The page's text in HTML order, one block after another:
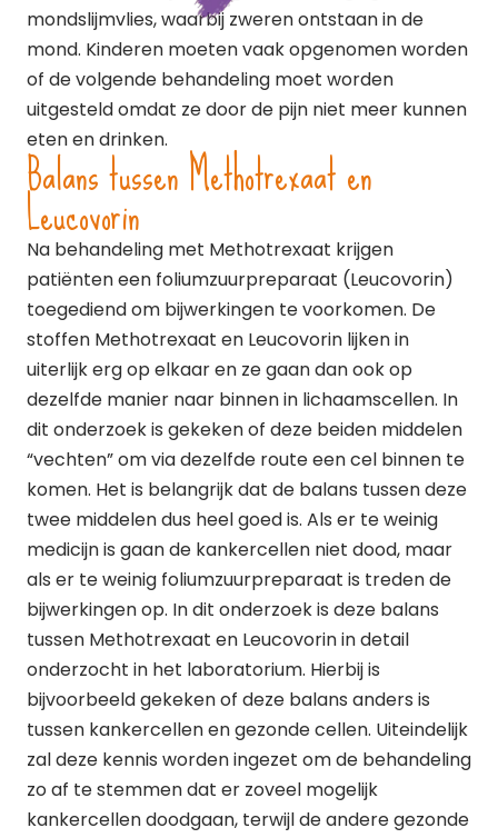
mondslijmvlies, waarbij zweren ontstaan in de
mond. Kinderen moeten vaak opgenomen worden
of de volgende behandeling moet worden
uitgesteld omdat ze door de pijn niet meer kunnen
eten en drinken.
Balans tussen Methotrexaat en
Leucovorin
Na behandeling met Methotrexaat krijgen
patiënten een foliumzuurpreparaat (Leucovorin)
toegediend om bijwerkingen te voorkomen. De
stoffen Methotrexaat en Leucovorin lijken in
uiterlijk erg op elkaar en ze gaan dan ook op
dezelfde manier naar binnen in lichaamscellen. In
dit onderzoek is gekeken of deze beiden middelen
“vechten” om via dezelfde route een cel binnen te
komen. Het is belangrijk dat de balans tussen deze
twee middelen dus heel goed is. Als er te weinig
medicijn is gaan de kankercellen niet dood, maar
als er te weinig foliumzuurpreparaat is treden de
bijwerkingen op. In dit onderzoek is deze balans
tussen Methotrexaat en Leucovorin in detail
onderzocht in het laboratorium. Hierbij is
bijvoorbeeld gekeken of deze balans anders is
tussen kankercellen en gezonde cellen. Uiteindelijk
zal deze kennis worden ingezet om de behandeling
zo af te stemmen dat er zoveel mogelijk
kankercellen doodgaan, terwijl de andere gezonde